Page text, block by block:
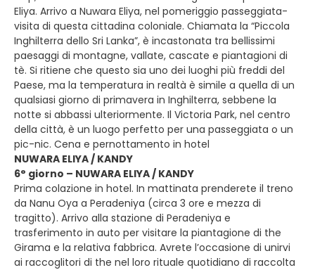
Eliya. Arrivo a Nuwara Eliya, nel pomeriggio passeggiata-
visita di questa cittadina coloniale. Chiamata la “Piccola
Inghilterra dello Sri Lanka”, è incastonata tra bellissimi
paesaggi di montagne, vallate, cascate e piantagioni di
tè. Si ritiene che questo sia uno dei luoghi più freddi del
Paese, ma la temperatura in realtà è simile a quella di un
qualsiasi giorno di primavera in Inghilterra, sebbene la
notte si abbassi ulteriormente. Il Victoria Park, nel centro
della città, è un luogo perfetto per una passeggiata o un
pic-nic. Cena e pernottamento in hotel
NUWARA ELIYA / KANDY
6° giorno – NUWARA ELIYA / KANDY
Prima colazione in hotel. In mattinata prenderete il treno
da Nanu Oya a Peradeniya (circa 3 ore e mezza di
tragitto). Arrivo alla stazione di Peradeniya e
trasferimento in auto per visitare la piantagione di the
Girama e la relativa fabbrica. Avrete l’occasione di unirvi
ai raccoglitori di the nel loro rituale quotidiano di raccolta